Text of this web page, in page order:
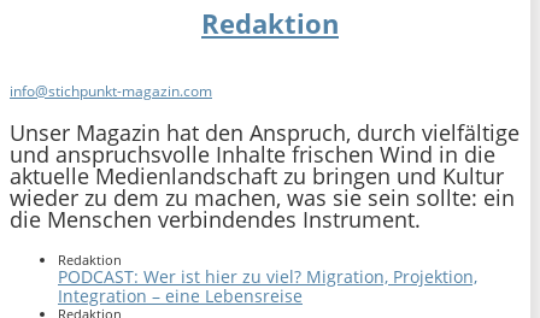
Redaktion
info@stichpunkt-magazin.com
Unser Magazin hat den Anspruch, durch vielfältige
und anspruchsvolle Inhalte frischen Wind in die
aktuelle Medienlandschaft zu bringen und Kultur
wieder zu dem zu machen, was sie sein sollte: ein
die Menschen verbindendes Instrument.
Redaktion
PODCAST: Wer ist hier zu viel? Migration, Projektion,
Integration – eine Lebensreise
Redaktion